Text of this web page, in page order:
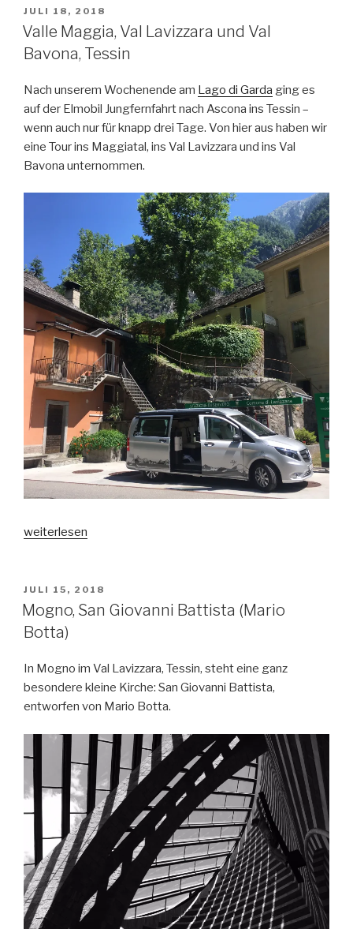
VERÖFFENTLICHT
AM
JULI 18, 2018
Valle Maggia, Val Lavizzara und Val
Bavona, Tessin
Nach unserem Wochenende am Lago di Garda ging es
auf der Elmobil Jungfernfahrt nach Ascona ins Tessin –
wenn auch nur für knapp drei Tage. Von hier aus haben wir
eine Tour ins Maggiatal, ins Val Lavizzara und ins Val
Bavona unternommen.
„Valle
Lavizzara
und
Val
Bavona,
Tessin“
weiterlesen
VERÖFFENTLICHT
AM
JULI 15, 2018
Mogno, San Giovanni Battista (Mario
Botta)
In Mogno im Val Lavizzara, Tessin, steht eine ganz
besondere kleine Kirche: San Giovanni Battista,
entworfen von Mario Botta.